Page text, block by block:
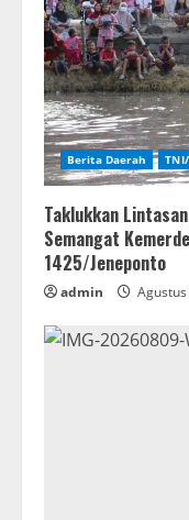
Berita Daerah
Taklukkan
Semangat
1425/Jeneponto
admin